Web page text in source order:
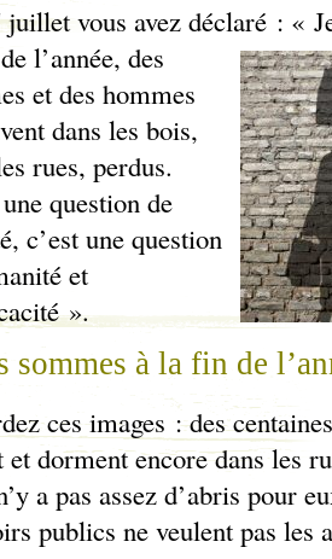
vous avez déclaré : «
de l’année, des
et des hommes
dans les bois,
rues, perdus.
question de
c’est une question
et
».
sommes à la fin de
ces images : des
et dorment encore dans les
a pas assez d’abris pour
publics ne veulent pas les